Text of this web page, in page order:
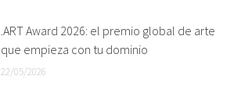
.ART Award 2026: el premio global de arte
que empieza con tu dominio
22/05/2026